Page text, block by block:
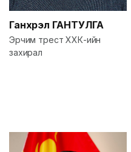
Ганхүрэл ГАНТУЛГА
Эрчим трест ХХК-ийн
захирал